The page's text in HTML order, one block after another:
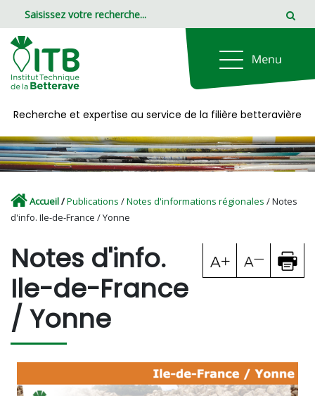
Recherche et expertise au service de la filière betteravière
Accueil/Publications /Notes d'informations régionales / Notes
d'info. Ile-de-France / Yonne
Notes d'info.
Ile-de-France
/ Yonne
Panneau de gestion des cookies